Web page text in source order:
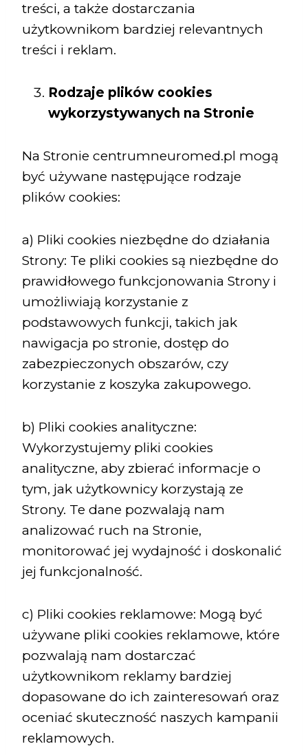
treści, a także dostarczania
użytkownikom bardziej relevantnych
treści i reklam.
Rodzaje plików cookies
wykorzystywanych na Stronie
Na Stronie centrumneuromed.pl mogą
być używane następujące rodzaje
plików cookies:
a) Pliki cookies niezbędne do działania
Strony: Te pliki cookies są niezbędne do
prawidłowego funkcjonowania Strony i
umożliwiają korzystanie z
podstawowych funkcji, takich jak
nawigacja po stronie, dostęp do
zabezpieczonych obszarów, czy
korzystanie z koszyka zakupowego.
b) Pliki cookies analityczne:
Wykorzystujemy pliki cookies
analityczne, aby zbierać informacje o
tym, jak użytkownicy korzystają ze
Strony. Te dane pozwalają nam
analizować ruch na Stronie,
monitorować jej wydajność i doskonalić
jej funkcjonalność.
c) Pliki cookies reklamowe: Mogą być
używane pliki cookies reklamowe, które
pozwalają nam dostarczać
użytkownikom reklamy bardziej
dopasowane do ich zainteresowań oraz
oceniać skuteczność naszych kampanii
reklamowych.